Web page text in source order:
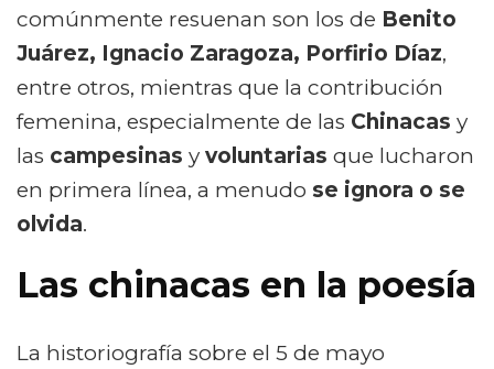
comúnmente resuenan son los de Benito
Juárez, Ignacio Zaragoza, Porfirio Díaz,
entre otros, mientras que la contribución
femenina, especialmente de las Chinacas y
las campesinas y voluntarias que lucharon
en primera línea, a menudo se ignora o se
olvida.
Las chinacas en la poesía
La historiografía sobre el 5 de mayo